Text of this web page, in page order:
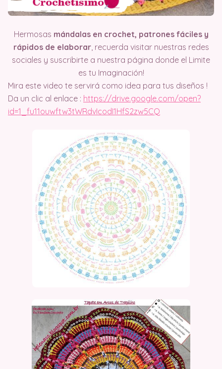
Hermosas mándalas en crochet, patrones fáciles y
rápidos de elaborar, recuerda visitar nuestras redes
sociales y suscribirte a nuestra página donde el Limite
es tu Imaginación!
Mira este video te servirá como idea para tus diseños !
Da un clic al enlace : https://drive.google.com/open?
id=1_fu11ouwftw3tWRdvIcodI1HfS2zw5CQ